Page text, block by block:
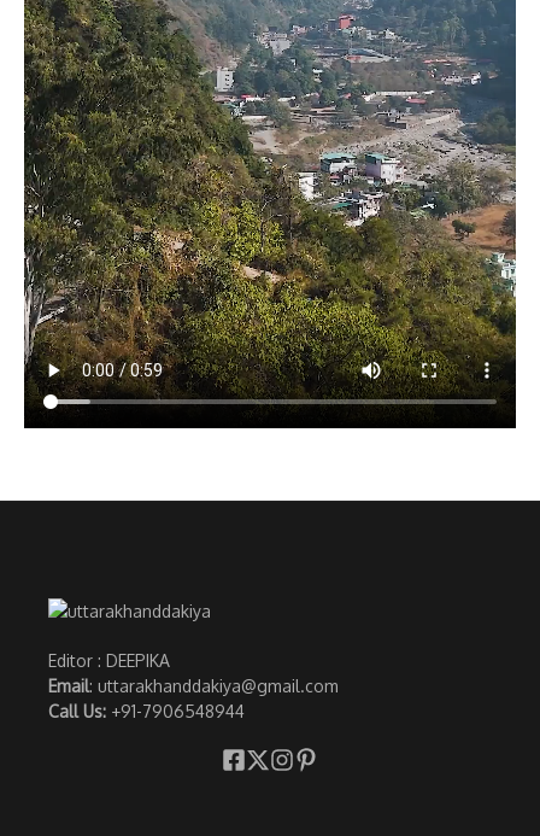
Editor : DEEPIKA
Email: uttarakhanddakiya@gmail.com
Call Us: +91-7906548944